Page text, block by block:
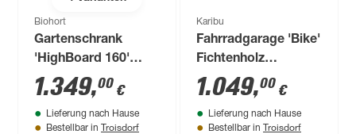
Biohort
Gartenschrank
'HighBoard 160'
dunkelgrau metallic
160 x 70 x 118 cm
1.349,00 €
Lieferung nach Hause
Bestellbar in Troisdorf
Karibu
Fahrradgarage 'Bike'
Fichtenholz
naturbelassen 212,5
x 167 x 216,5 cm
1.049,00 €
Lieferung nach Hause
Bestellbar in Troisdorf